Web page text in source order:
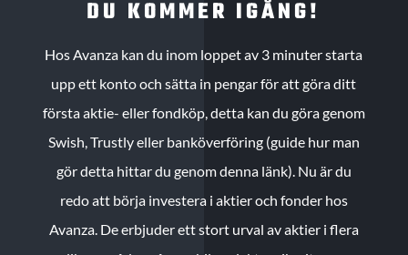
DU KOMMER IGÅNG!
Hos Avanza kan du inom loppet av 3 minuter starta
upp ett konto och sätta in pengar för att göra ditt
första aktie- eller fondköp, detta kan du göra genom
Swish, Trustly eller banköverföring (guide hur man
gör detta hittar du genom denna länk). Nu är du
redo att börja investera i aktier och fonder hos
Avanza. De erbjuder ett stort urval av aktier i flera